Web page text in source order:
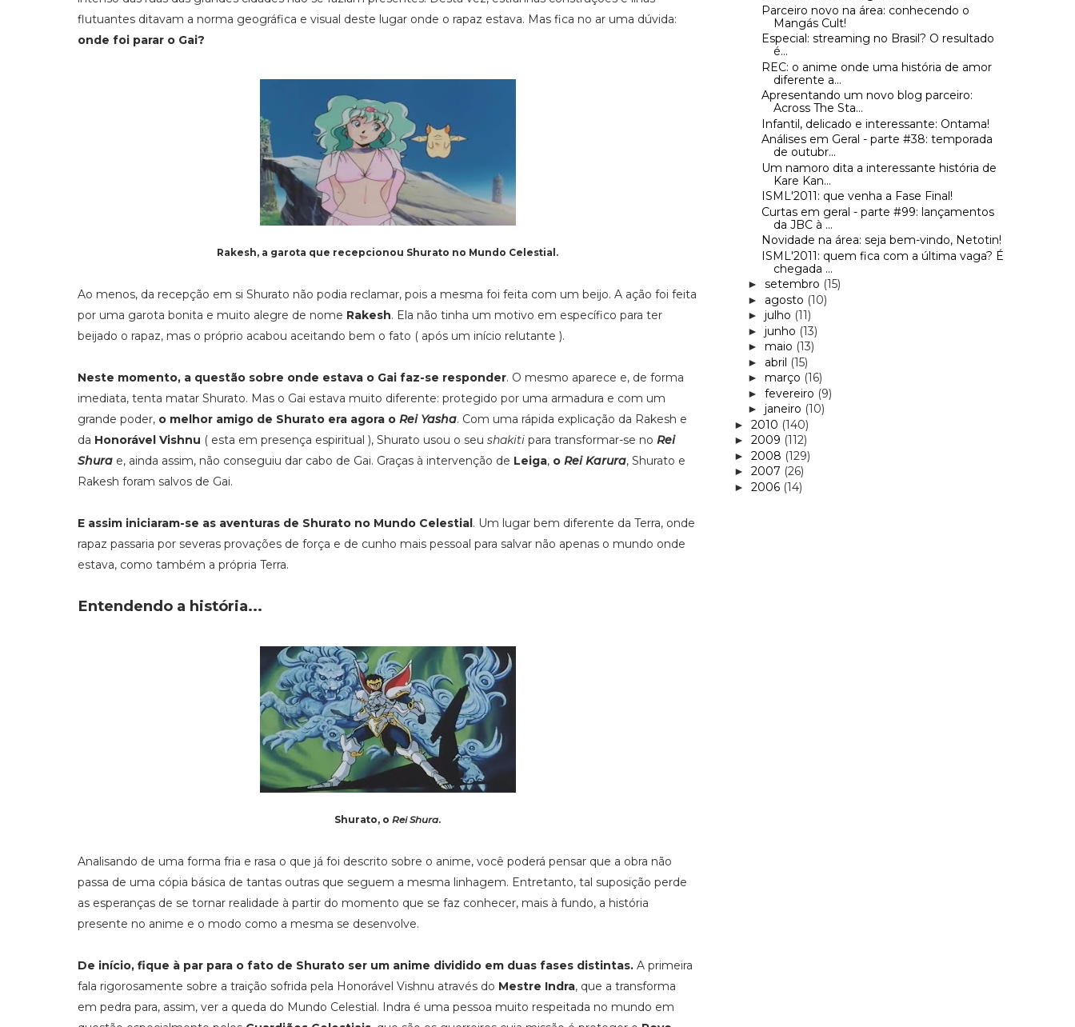
flutuantes ditavam a norma geográfica e visual deste lugar onde o rapaz estava. Mas fica no ar uma dúvida:
onde foi parar o Gai?
Rakesh, a garota que recepcionou Shurato no Mundo Celestial.
Ao menos, da recepção em si Shurato não podia reclamar, pois a mesma foi feita com um beijo. A ação foi feita
por uma garota bonita e muito alegre de nome Rakesh. Ela não tinha um motivo em específico para ter
beijado o rapaz, mas o próprio acabou aceitando bem o fato ( após um início relutante ).
Neste momento, a questão sobre onde estava o Gai faz-se responder. O mesmo aparece e, de forma
imediata, tenta matar Shurato. Mas o Gai estava muito diferente: protegido por uma armadura e com um
grande poder, o melhor amigo de Shurato era agora o Rei Yasha. Com uma rápida explicação da Rakesh e
da Honorável Vishnu ( esta em presença espiritual ), Shurato usou o seu shakiti para transformar-se no Rei
Shura e, ainda assim, não conseguiu dar cabo de Gai. Graças à intervenção de Leiga, o Rei Karura, Shurato e
Rakesh foram salvos de Gai.
E assim iniciaram-se as aventuras de Shurato no Mundo Celestial. Um lugar bem diferente da Terra, onde
rapaz passaria por severas provações de força e de cunho mais pessoal para salvar não apenas o mundo onde
estava, como também a própria Terra.
Entendendo a história...
Shurato, oRei Shura.
Analisando de uma forma fria e rasa o que já foi descrito sobre o anime, você poderá pensar que a obra não
passa de uma cópia básica de tantas outras que seguem a mesma linhagem. Entretanto, tal suposição perde
as esperanças de se tornar realidade à partir do momento que se faz conhecer, mais à fundo, a história
presente no anime e o modo como a mesma se desenvolve.
De início, fique à par para o fato de Shurato ser um anime dividido em duas fases distintas. A primeira
fala rigorosamente sobre a traição sofrida pela Honorável Vishnu através do Mestre Indra, que a transforma
em pedra para, assim, ver a queda do Mundo Celestial. Indra é uma pessoa muito respeitada no mundo em
Parceiro novo na área: conhecendo o
Mangás Cult!
Especial: streaming no Brasil? O resultado
é...
REC: o anime onde uma história de amor
diferente a...
Apresentando um novo blog parceiro:
Across The Sta...
Infantil, delicado e interessante: Ontama!
Análises em Geral - parte #38: temporada
de outubr...
Um namoro dita a interessante história de
Kare Kan...
ISML'2011: que venha a Fase Final!
Curtas em geral - parte #99: lançamentos
da JBC à ...
Novidade na área: seja bem-vindo, Netotin!
ISML'2011: quem fica com a última vaga? É
chegada ...
► setembro (15)
► agosto (10)
► julho (11)
► junho (13)
► maio (13)
► abril (15)
► março (16)
► fevereiro (9)
► janeiro (10)
► 2010 (140)
► 2009 (112)
► 2008 (129)
► 2007 (26)
► 2006 (14)